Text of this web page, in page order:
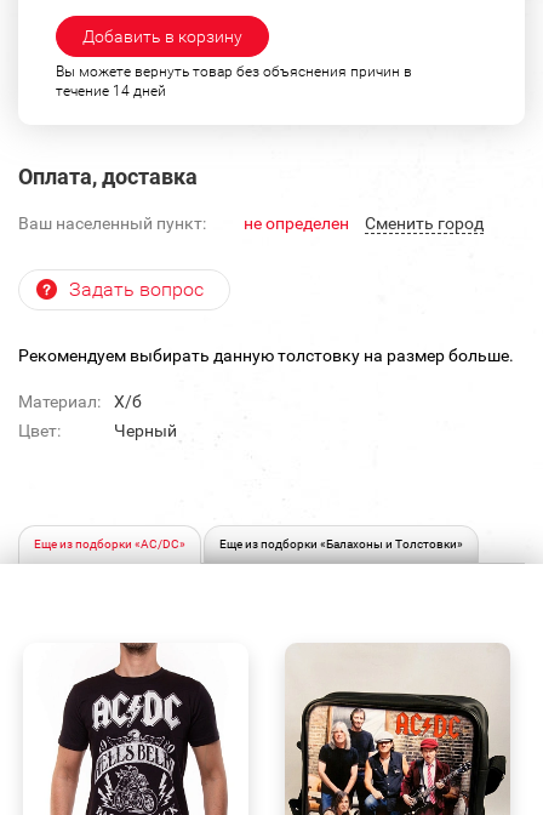
Добавить в корзину
Вы можете вернуть товар без объяснения причин в
течение 14 дней
Оплата, доставка
Ваш населенный пункт: не определен Cменить город
Задать вопрос
Рекомендуем выбирать данную толстовку на размер больше.
Материал:
Х/б
Цвет:
Черный
Еще из подборки «AC/DC» Еще из подборки «Балахоны и Толстовки»